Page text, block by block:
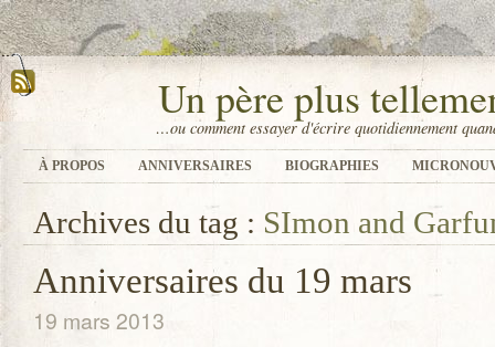
Un père plus
…ou comment essayer d'écrire quotidiennement
À PROPOS ANNIVERSAIRES BIOGRAPHIES
Archives du tag : SImon and
Anniversaires du 19 mars
19 mars 2013